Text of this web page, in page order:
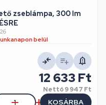
zseblámpa, 300 lm
belül
12 633 Ft
Nettó9 947 Ft
KOSÁRBA